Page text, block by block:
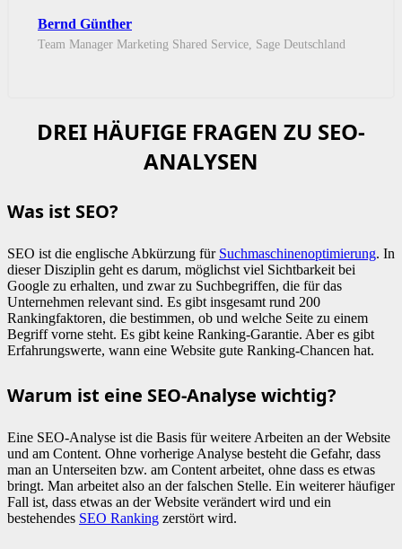
Bernd Günther
Team Manager Marketing Shared Service, Sage Deutschland
DREI HÄUFIGE FRAGEN ZU SEO-
ANALYSEN
Was ist SEO?
SEO ist die englische Abkürzung für Suchmaschinenoptimierung. In
dieser Disziplin geht es darum, möglichst viel Sichtbarkeit bei
Google zu erhalten, und zwar zu Suchbegriffen, die für das
Unternehmen relevant sind. Es gibt insgesamt rund 200
Rankingfaktoren, die bestimmen, ob und welche Seite zu einem
Begriff vorne steht. Es gibt keine Ranking-Garantie. Aber es gibt
Erfahrungswerte, wann eine Website gute Ranking-Chancen hat.
Warum ist eine SEO-Analyse wichtig?
Eine SEO-Analyse ist die Basis für weitere Arbeiten an der Website
und am Content. Ohne vorherige Analyse besteht die Gefahr, dass
man an Unterseiten bzw. am Content arbeitet, ohne dass es etwas
bringt. Man arbeitet also an der falschen Stelle. Ein weiterer häufiger
Fall ist, dass etwas an der Website verändert wird und ein
bestehendes SEO Ranking zerstört wird.